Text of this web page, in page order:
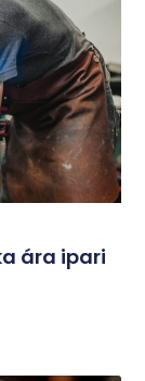
ára ipari